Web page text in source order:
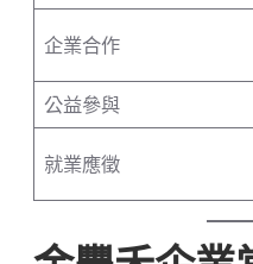
企業合作
公益參與
就業應徵